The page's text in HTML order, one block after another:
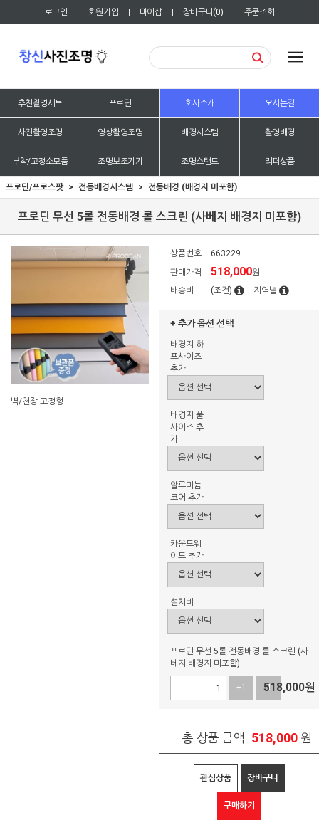
로그인 | 회원가입 | 마이샵 | 장바구니(0) | 주문조회
추천촬영세트 프로딘 회사소개 오시는길
사진촬영조명 영상촬영조명 배경시스템 촬영배경
부착/고정소모품 조명보조기기 조명스탠드 리퍼상품
프로딘/프로스팟 전동배경시스템 전동배경 (배경지 미포함)
프로딘 무선 5롤 전동배경 롤 스크린 (사베지 배경지 미포함)
벽/천장 고정형
상품번호
663229
판매가격
518,000원
배송비
(조건) 지역별
+ 추가 옵션 선택
배경지 하
프사이즈
추가
배경지 풀
사이즈 추
가
알루미늄
코어 추가
카운트웨
이트 추가
설치비
프로딘 무선 5롤 전동배경 롤 스크린 (사
베지 배경지 미포함)
+1 -1
518,000원
총 상품 금액 518,000 원
관심상품 장바구니
구매하기